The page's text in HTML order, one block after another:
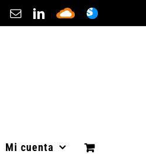
Correo
electrónico
LinkedIn
Sepa
Cloud
Mi cuenta